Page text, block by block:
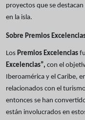
proyectos que se
en la isla.
Sobre Premios
Los Premios Excelencias
Excelencias”, con el
Iberoamérica y el Caribe,
relacionados con el
entonces se han
están involucrados en